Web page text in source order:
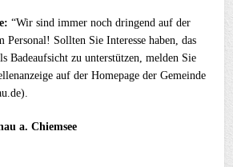
“Wir sind immer noch dringend auf der
Personal! Sollten Sie Interesse haben, das
Badeaufsicht zu unterstützen, melden Sie
auf der Homepage der Gemeinde
a. Chiemsee